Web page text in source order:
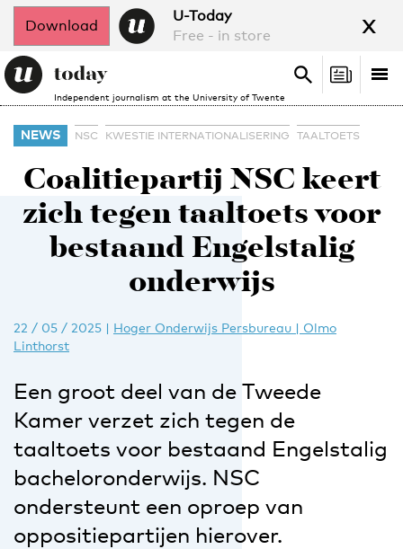
Download
U-Today
Free - in store
x
Independent journalism at the University of Twente
Search
Search
NEWS NSC KWESTIE INTERNATIONALISERING TAALTOETS
Coalitiepartij NSC keert
zich tegen taaltoets voor
bestaand Engelstalig
onderwijs
22 / 05 / 2025 | Hoger Onderwijs Persbureau | Olmo
Linthorst
Een groot deel van de Tweede
Kamer verzet zich tegen de
taaltoets voor bestaand Engelstalig
bacheloronderwijs. NSC
ondersteunt een oproep van
oppositiepartijen hierover.